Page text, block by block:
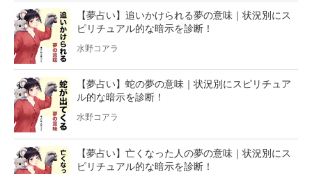
【夢占い】追いかけられる夢の意味｜状況別にス
ピリチュアル的な暗示を診断！
水野コアラ
【夢占い】蛇の夢の意味｜状況別にスピリチュア
ル的な暗示を診断！
水野コアラ
【夢占い】亡くなった人の夢の意味｜状況別にス
ピリチュアル的な暗示を診断！